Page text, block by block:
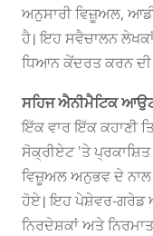
ਅਨੁਸਾਰੀ ਵਿਜ਼ੂਅਲ,
ਹੈ। ਇਹ ਸਵੈਚਾਲਨ
ਧਿਆਨ ਕੇਂਦਰਤ ਕਰਨ
ਸਹਿਜ ਐਨੀਮੈਟਿਕ
ਇੱਕ ਵਾਰ ਇੱਕ ਕਹਾਣੀ
ਸੋਕ੍ਰੀਏਟ 'ਤੇ
ਵਿਜ਼ੂਅਲ ਅਨੁਭਵ ਦੇ
ਹੋਏ। ਇਹ ਪੇਸ਼ੇਵਰ-ਗਰੇਡ
ਨਿਰਦੇਸ਼ਕਾਂ ਅਤੇ